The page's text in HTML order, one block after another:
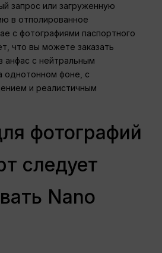
запрос или загруженную
в отполированное
с фотографиями паспортного
что вы можете заказать
анфас с нейтральным
однотонном фоне, с
и реалистичным
фотографий
следует
Nano